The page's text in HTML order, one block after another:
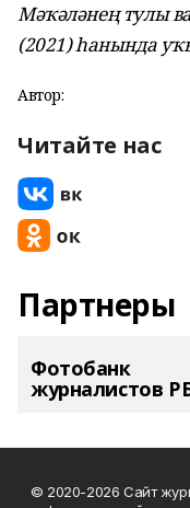
Мәҡәләнең тулы
(2021) һанында
Автор:
Читайте нас
Партнеры
Фотобанк
журналистов
© 2020-2026 Сайт